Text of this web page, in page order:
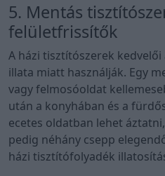
5. Mentás
felületfrissítők
A házi tisztítószerek
illata miatt használják. Egy
vagy felmosóoldat
után a konyhában és a
ecetes oldatban lehet
pedig néhány csepp
házi tisztítófolyadék